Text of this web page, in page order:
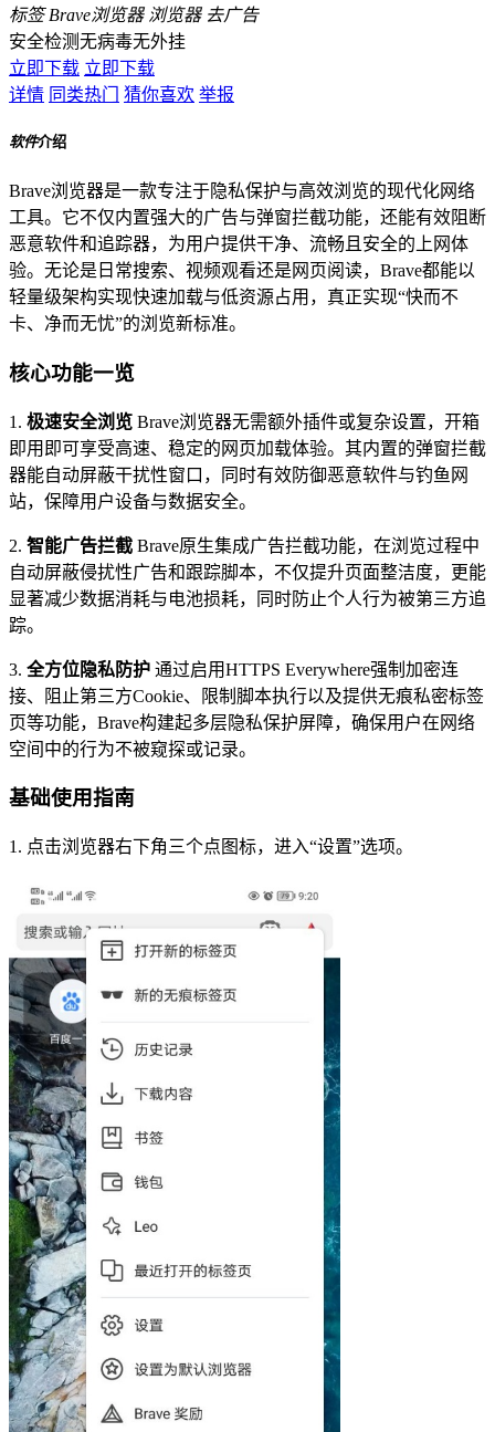
标签 Brave浏览器 浏览器 去广告
安全检测无病毒无外挂
立即下载 立即下载
详情 同类热门 猜你喜欢 举报
软件介绍
Brave浏览器是一款专注于隐私保护与高效浏览的现代化网络
工具。它不仅内置强大的广告与弹窗拦截功能，还能有效阻断
恶意软件和追踪器，为用户提供干净、流畅且安全的上网体
验。无论是日常搜索、视频观看还是网页阅读，Brave都能以
轻量级架构实现快速加载与低资源占用，真正实现“快而不
卡、净而无忧”的浏览新标准。
核心功能一览
1. 极速安全浏览 Brave浏览器无需额外插件或复杂设置，开箱
即用即可享受高速、稳定的网页加载体验。其内置的弹窗拦截
器能自动屏蔽干扰性窗口，同时有效防御恶意软件与钓鱼网
站，保障用户设备与数据安全。
2. 智能广告拦截 Brave原生集成广告拦截功能，在浏览过程中
自动屏蔽侵扰性广告和跟踪脚本，不仅提升页面整洁度，更能
显著减少数据消耗与电池损耗，同时防止个人行为被第三方追
踪。
3. 全方位隐私防护 通过启用HTTPS Everywhere强制加密连
接、阻止第三方Cookie、限制脚本执行以及提供无痕私密标签
页等功能，Brave构建起多层隐私保护屏障，确保用户在网络
空间中的行为不被窥探或记录。
基础使用指南
1. 点击浏览器右下角三个点图标，进入“设置”选项。